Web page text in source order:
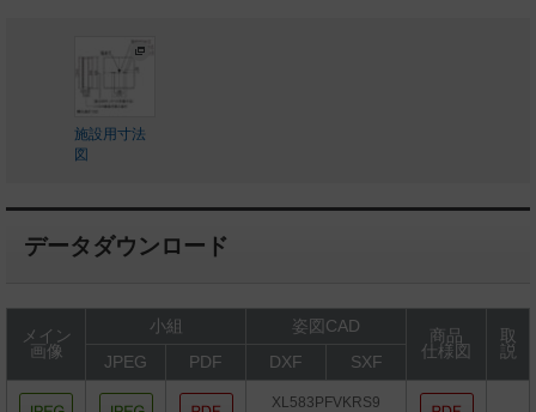
施設用寸法
図
データダウンロード
メイン
画像
小組 姿図CAD
商品
仕様図
取
説
JPEG PDF DXF SXF
XL583PFVKRS9